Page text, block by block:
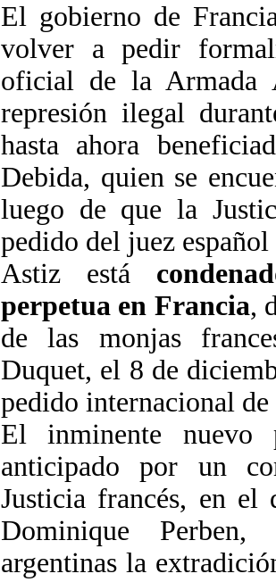
El gobierno de
volver a pedir
oficial de la Armada
represión ilegal
hasta ahora
Debida, quien se
luego de que la
pedido del juez
Astiz está
perpetua en Francia,
de las monjas
Duquet, el 8 de
pedido internacional
El inminente
anticipado por un
Justicia francés, en el
Dominique
argentinas la